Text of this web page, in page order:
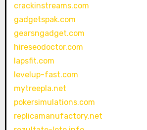
crackinstreams.com
gadgetspak.com
gearsngadget.com
hireseodoctor.com
lapsfit.com
levelup-fast.com
mytreepla.net
pokersimulations.com
replicamanufactory.net